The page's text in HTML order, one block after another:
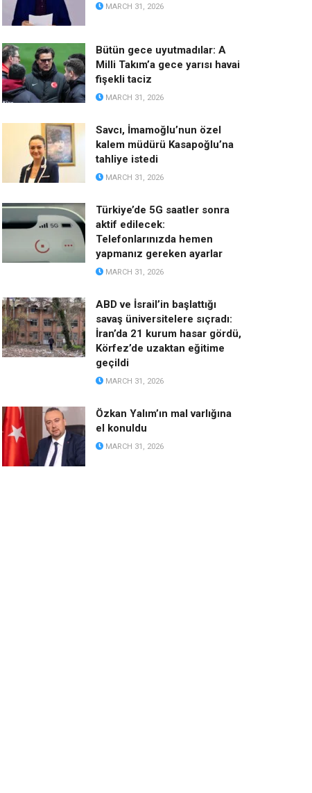
MARCH 31, 2026
Bütün gece uyutmadılar: A
Milli Takım’a gece yarısı havai
fişekli taciz
MARCH 31, 2026
Savcı, İmamoğlu’nun özel
kalem müdürü Kasapoğlu’na
tahliye istedi
MARCH 31, 2026
Türkiye’de 5G saatler sonra
aktif edilecek:
Telefonlarınızda hemen
yapmanız gereken ayarlar
MARCH 31, 2026
ABD ve İsrail’in başlattığı
savaş üniversitelere sıçradı:
İran’da 21 kurum hasar gördü,
Körfez’de uzaktan eğitime
geçildi
MARCH 31, 2026
Özkan Yalım’ın mal varlığına
el konuldu
MARCH 31, 2026